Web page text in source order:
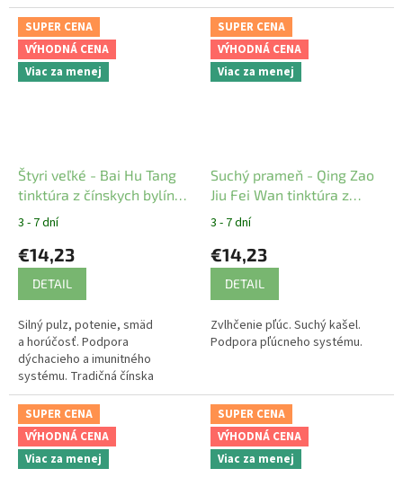
Ganoderma lucidum - Reishi.
Tento vzácny doplnok stravy je
bohatý...
SUPER CENA
VÝHODNÁ CENA
Viac za menej
Štyri veľké - Bai Hu Tang
tinktúra z čínskych bylín
YaoMedica
3 - 7 dní
€14,23
DETAIL
Silný pulz, potenie, smäd
a horúčosť. Podpora
dýchacieho a imunitného
systému. Tradičná čínska
medicína.
SUPER CENA
VÝHODNÁ CENA
Viac za menej
Suchý prameň - Qing Zao
Jiu Fei Wan tinktúra z
čínskych bylín YaoMedica
3 - 7 dní
€14,23
DETAIL
Zvlhčenie pľúc. Suchý kašel.
Podpora pľúcneho systému.
SUPER CENA
VÝHODNÁ CENA
Viac za menej
SUPER CENA
VÝHODNÁ CENA
Viac za menej